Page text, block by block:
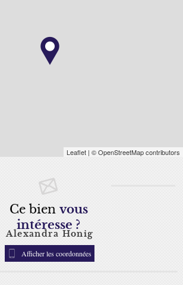
Leaflet | © OpenStreetMap contributors
Ce bien vous
intéresse ?
Alexandra Honig
Afficher les coordonnées